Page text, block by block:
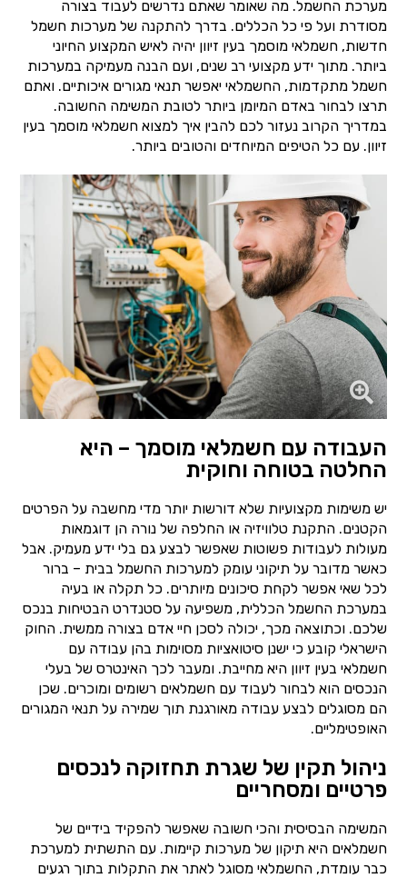
מערכת החשמל. מה שאומר שאתם נדרשים לעבוד בצורה
מסודרת ועל פי כל הכללים. בדרך להתקנה של מערכות חשמל
חדשות, חשמלאי מוסמך בעין זיוון יהיה לאיש המקצוע החיוני
ביותר. מתוך ידע מקצועי רב שנים, ועם הבנה מעמיקה במערכות
חשמל מתקדמות, החשמלאי יאפשר תנאי מגורים איכותיים. ואתם
תרצו לבחור באדם המיומן ביותר לטובת המשימה החשובה.
במדריך הקרוב נעזור לכם להבין איך למצוא חשמלאי מוסמך בעין
זיוון. עם כל הטיפים המיוחדים והטובים ביותר.
העבודה עם חשמלאי מוסמך – היא
החלטה בטוחה וחוקית
יש משימות מקצועיות שלא דורשות יותר מדי מחשבה על הפרטים
הקטנים. התקנת טלוויזיה או החלפה של נורה הן דוגמאות
מעולות לעבודות פשוטות שאפשר לבצע גם בלי ידע מעמיק. אבל
כאשר מדובר על תיקוני עומק למערכות החשמל בבית – ברור
לכל שאי אפשר לקחת סיכונים מיותרים. כל תקלה או בעיה
במערכת החשמל הכללית, משפיעה על סטנדרט הבטיחות בנכס
שלכם. וכתוצאה מכך, יכולה לסכן חיי אדם בצורה ממשית. החוק
הישראלי קובע כי ישנן סיטואציות מסוימות בהן עבודה עם
חשמלאי בעין זיוון היא מחייבת. ומעבר לכך האינטרס של בעלי
הנכסים הוא לבחור לעבוד עם חשמלאים רשומים ומוכרים. שכן
הם מסוגלים לבצע עבודה מאורגנת תוך שמירה על תנאי המגורים
האופטימליים.
ניהול תקין של שגרת תחזוקה לנכסים
פרטיים ומסחריים
המשימה הבסיסית והכי חשובה שאפשר להפקיד בידיים של
חשמלאים היא תיקון של מערכות קיימות. עם התשתית למערכת
כבר עומדת, החשמלאי מסוגל לאתר את התקלות בתוך רגעים